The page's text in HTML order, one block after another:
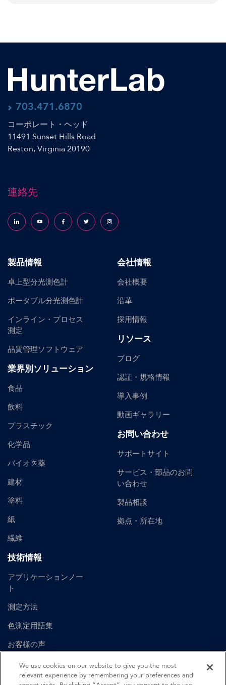
703.471.6870
コーポレート・ヘッド
11491 Sunset Hills Road
Reston, Virginia 20190
連絡先
Follow us on LinkedInFollow us on YouTubeFollow us on Facebook
Follow us on X (formerly Twitter)
Follow us on Instagram
製品情報
卓上型分光測色計
ポータブル分光測色計
インライン・プロセス
測定
品質管理ソフトウェア
業界別ソリューション
食品
飲料
プラスチック
化学品
バイオ医薬
建材
塗料
紙
繊維
技術情報
アプリケーションノー
ト
測定方法
色測定用語集
お客様の声
ユーザーマニュアル
会社情報
会社概要
沿革
採用情報
リソース
ブログ
認証・規格情報
導入事例
動画ギャラリー
お問い合わせ
サポートサイト
サービス・部品のお問
い合わせ
製品相談
拠点・所在地
We use cookies on our website to give you the most
relevant experience by remembering your preferences and